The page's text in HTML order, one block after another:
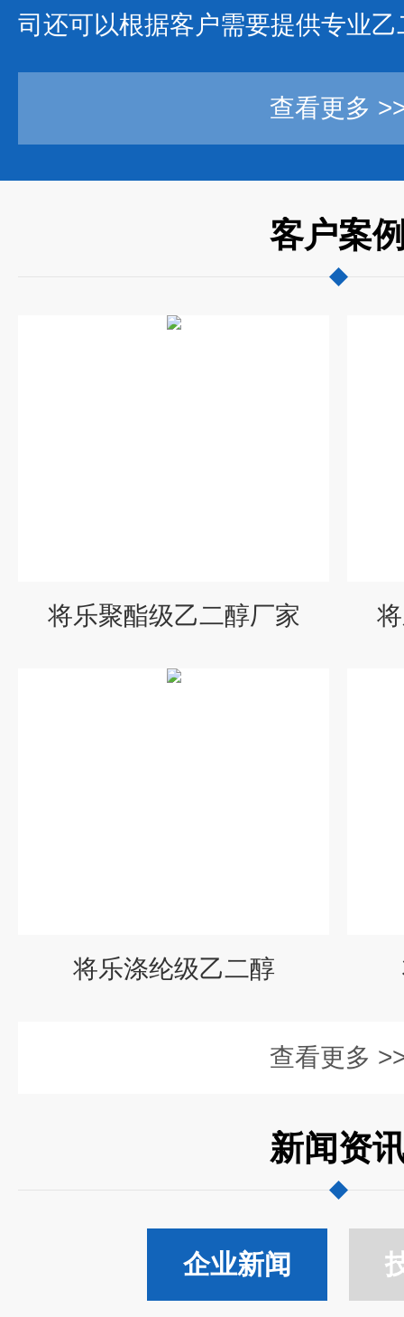
司还可以根据客户需要提供专业
查看更多
客户案
将乐聚酯级乙二醇厂家
将乐涤纶级乙二醇
查看更多
新闻资
企业新闻